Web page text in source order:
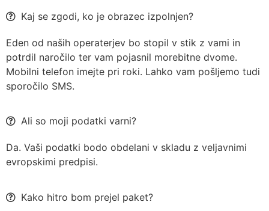
Kaj se zgodi, ko je obrazec izpolnjen?
Eden od naših operaterjev bo stopil v stik z vami in
potrdil naročilo ter vam pojasnil morebitne dvome.
Mobilni telefon imejte pri roki. Lahko vam pošljemo tudi
sporočilo SMS.
Ali so moji podatki varni?
Da. Vaši podatki bodo obdelani v skladu z veljavnimi
evropskimi predpisi.
Kako hitro bom prejel paket?